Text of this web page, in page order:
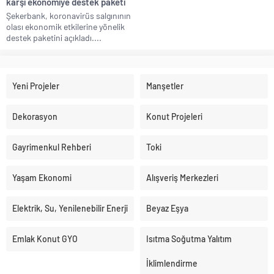
Şekerbank, koronavirüs salgınının
olası ekonomik etkilerine yönelik
destek paketini açıkladı....
Yeni Projeler Manşetler
Dekorasyon Konut Projeleri
Gayrimenkul Rehberi Toki
Yaşam Ekonomi Alışveriş Merkezleri
Elektrik, Su, Yenilenebilir Enerji Beyaz Eşya
Emlak Konut GYO Isıtma Soğutma Yalıtım
İklimlendirme